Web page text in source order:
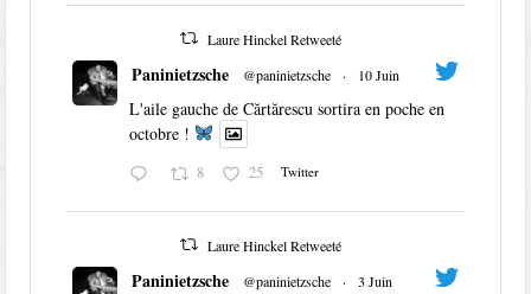
Laure Hinckel Retweeté
Paninietzsche @paninietzsche · 10 Juin
L'aile gauche de Cărtărescu sortira en poche en
octobre !
8 25 Twitter
Laure Hinckel Retweeté
Paninietzsche @paninietzsche · 3 Juin